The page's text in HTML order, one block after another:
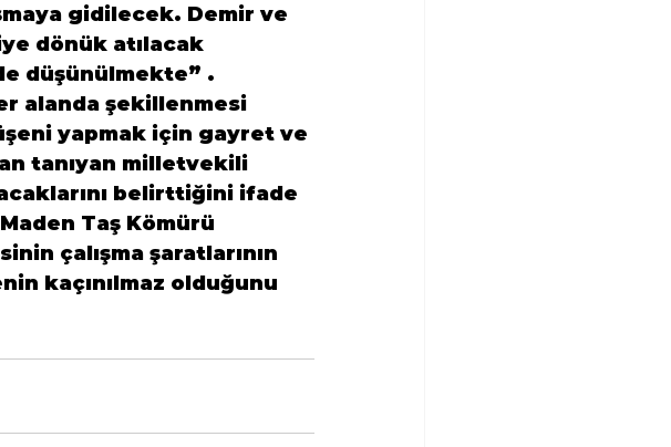
gidilecek. Demir ve
dönük atılacak
düşünülmekte” .
alanda şekillenmesi
yapmak için gayret ve
tanıyan milletvekili
belirttiğini ifade
Taş Kömürü
çalışma şaratlarının
kaçınılmaz olduğunu